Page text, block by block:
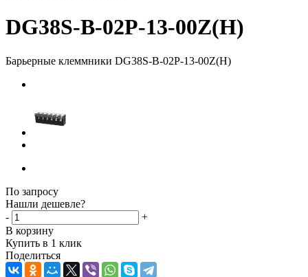
DG38S-B-02P-13-00Z(H)
Барьерные клеммники DG38S-B-02P-13-00Z(H)
По запросу
Нашли дешевле?
-
+
В корзину
Купить в 1 клик
Поделиться